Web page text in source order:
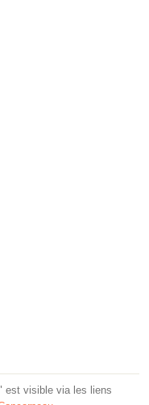
est visible via les liens